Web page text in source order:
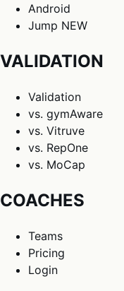
Android
Jump NEW
VALIDATION
Validation
vs. gymAware
vs. Vitruve
vs. RepOne
vs. MoCap
COACHES
Teams
Pricing
Login